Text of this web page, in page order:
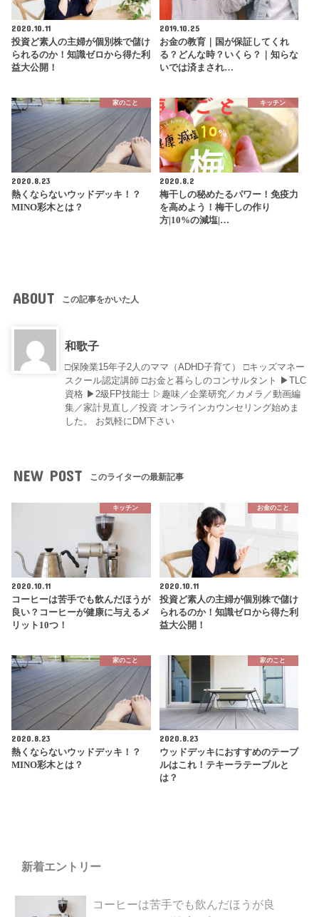
2020.10.11
投資ど素人の主婦が個別株で儲け
られるのか！知識ゼロから得た利
益大公開！
2019.10.25
お金の教育｜国が保証してくれ
る？どんな時？いくら？｜知らな
いでは済まされ…
家のこと
2020.8.23
熱くならないウッドデッキ！？
MINO彩木とは？
キッチン
2020.8.2
梅干しの秘めたるパワー！免疫力
を高めよう！梅干しの作り
方|10%の減塩|…
ABOUT この記事をかいた人
和歌子
□保険業15年子2人のママ（ADHD子育て） □キッズマネー
スクール認定講師 □お金と暮らしのコンサルタント ▶︎TLC
資格 ▶︎2級FP技能士 ▷趣味／企業研究／カメラ／動画編
集／家計見直し／投資 オンラインカウンセリング始めま
した。 お気軽にDM下さい
NEW POST このライターの最新記事
キッチン
2020.10.11
コーヒーは苦手でも飲んだほうが
良い？コーヒーが健康に与えるメ
リット10つ！
お金のこと
2020.10.11
投資ど素人の主婦が個別株で儲け
られるのか！知識ゼロから得た利
益大公開！
家のこと
2020.8.23
熱くならないウッドデッキ！？
MINO彩木とは？
家のこと
2020.8.23
ウッドデッキにおすすめのテーブ
ルはこれ！テキーラテーブルと
は？
新着エントリー
コーヒーは苦手でも飲んだほうが良